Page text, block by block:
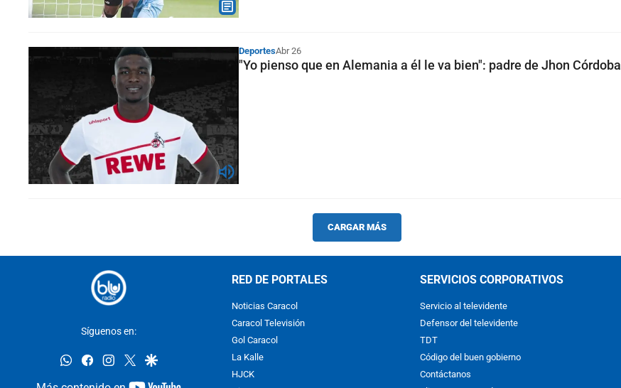
DeportesAbr 26
"Yo pienso que en Alemania a él le va bien": padre de Jhon Córdoba
CARGAR MÁS
Síguenos en:
whatsappfacebookinstagram
twittergoogle
RED DE PORTALES
Noticias Caracol
Caracol Televisión
Gol Caracol
La Kalle
HJCK
SERVICIOS CORPORATIVOS
Servicio al televidente
Defensor del televidente
TDT
Código del buen gobierno
Contáctanos